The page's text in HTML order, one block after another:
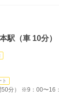
駅（車 10分）
ト
分） ※9：00〜16